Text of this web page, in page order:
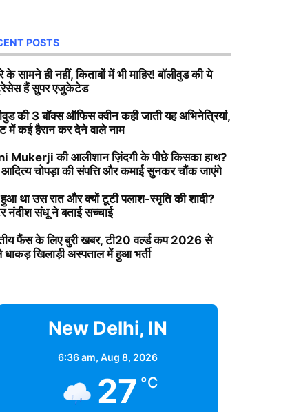
POSTS
सामने ही नहीं, किताबों में भी माहिर! बॉलीवुड की ये
हैं सुपर एजुकेटेड
की 3 बॉक्स ऑफिस क्वीन कही जाती यह अभिनेत्रियां,
में कई हैरान कर देने वाले नाम
Mukerji की आलीशान ज़िंदगी के पीछे किसका हाथ?
आदित्य चोपड़ा की संपत्ति और कमाई सुनकर चौंक जाएंगे
हुआ था उस रात और क्यों टूटी पलाश-स्मृति की शादी?
नंदीश संधू ने बताई सच्चाई
फैंस के लिए बुरी खबर, टी20 वर्ल्ड कप 2026 से
धाकड़ खिलाड़ी अस्पताल में हुआ भर्ती
New Delhi, IN
6:36 am, Aug 8, 2026
27 °C